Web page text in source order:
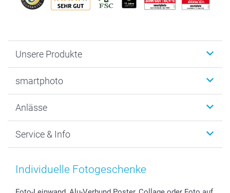
Unsere Produkte
Fotogeschenke
MyNameBook
Fotoabzüge, Fotos als Buch & Poster
Zubehör & Material
smartphoto
Warum smartphoto
Datenschutz
AGB
Anlässe
Neujahr
Muttertag
Service & Info
Anmelden /Registrieren
Individuelle Fotogeschenke